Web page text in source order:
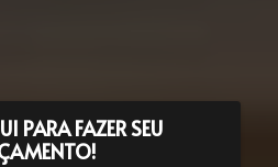
PARA FAZER SEU